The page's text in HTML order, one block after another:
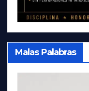
Malas Palabras